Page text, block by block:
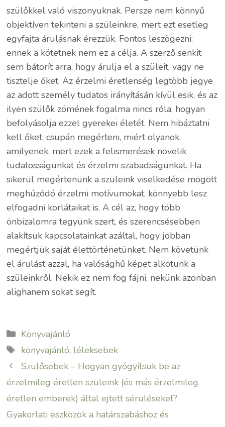
szülőkkel való viszonyuknak. Persze nem könnyű
objektíven tekinteni a szüleinkre, mert ezt esetleg
egyfajta árulásnak érezzük. Fontos leszögezni:
ennek a kötetnek nem ez a célja. A szerző senkit
sem bátorít arra, hogy árulja el a szüleit, vagy ne
tisztelje őket. Az érzelmi éretlenség legtöbb jegye
az adott személy tudatos irányításán kívül esik, és az
ilyen szülők zömének fogalma nincs róla, hogyan
befolyásolja ezzel gyerekei életét. Nem hibáztatni
kell őket, csupán megérteni, miért olyanok,
amilyenek, mert ezek a felismerések növelik
tudatosságunkat és érzelmi szabadságunkat. Ha
sikerül megértenünk a szüleink viselkedése mögött
meghúzódó érzelmi motívumokat, könnyebb lesz
elfogadni korlátaikat is. A cél az, hogy több
önbizalomra tegyünk szert, és szerencsésebben
alakítsuk kapcsolatainkat azáltal, hogy jobban
megértjük saját élettörténetünket. Nem követünk
el árulást azzal, ha valósághű képet alkotunk a
szüleinkről. Nekik ez nem fog fájni, nekünk azonban
alighanem sokat segít.
Kategória
Könyvajánló
Címkék
könyvajánló, léleksebek
Szülősebek – Hogyan gyógyítsuk be az
érzelmileg éretlen szüleink (és más érzelmileg
éretlen emberek) által ejtett sérüléseket?
Gyakorlati eszközök a határszabáshoz és